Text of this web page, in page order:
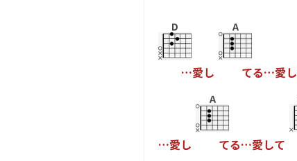
D
…愛し
A
てる…愛し
…愛し
A
てる…愛して